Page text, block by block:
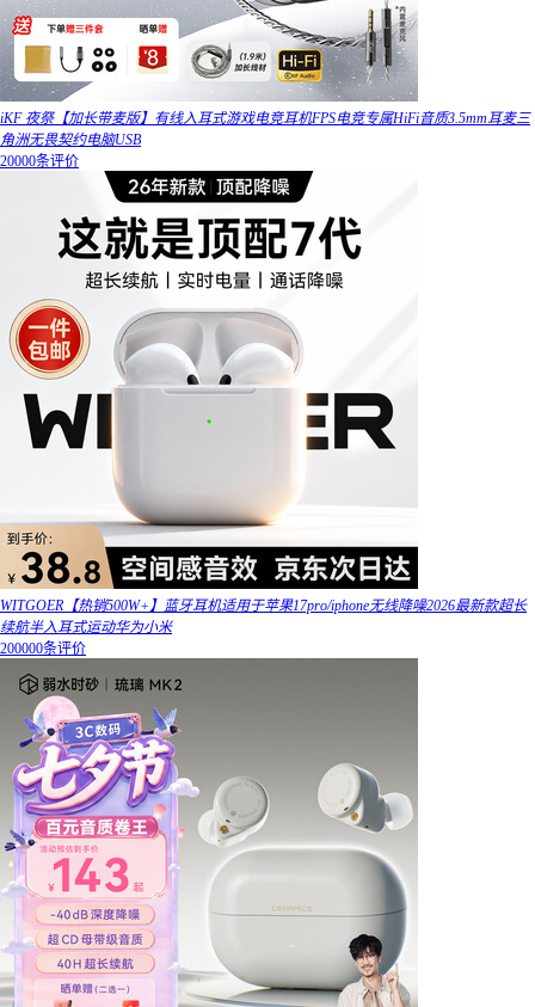
iKF 夜祭【加长带麦版】有线入耳式游戏电竞耳机FPS电竞专属HiFi音质3.5mm耳麦三
角洲无畏契约电脑USB
20000条评价
WITGOER【热销500W+】蓝牙耳机适用于苹果17pro/iphone无线降噪2026最新款超长
续航半入耳式运动华为小米
200000条评价